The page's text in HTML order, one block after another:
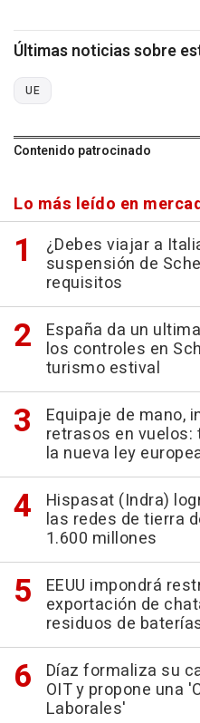
Últimas noticias sobre
UE
Contenido patrocinado
Lo más leído en
¿Debes viajar a
suspensión de
requisitos
España da un
los controles en
turismo estival
Equipaje de mano,
retrasos en vuelos:
la nueva ley
Hispasat (Indra)
las redes de tierra
1.600 millones
EEUU impondrá
exportación de
residuos de
Díaz formaliza su
OIT y propone una
Laborales'